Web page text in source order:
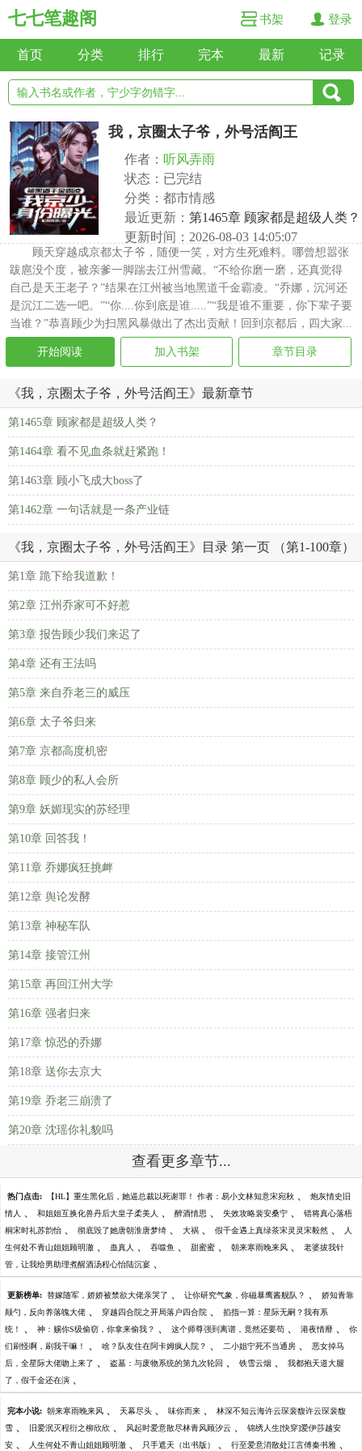
七七笔趣阁 书架 登录
首页 分类 排行 完本 最新 记录
我，京圈太子爷，外号活阎王
作者： 听风弄雨
状态：已完结
分类：都市情感
最近更新： 第1465章 顾家都是超级人类？
更新时间：2026-08-03 14:05:07
顾天穿越成京都太子爷，随便一笑，对方生死难料。哪曾想嚣张
跋扈没个度，被亲爹一脚踹去江州雪藏。“不给你磨一磨，还真觉得
自己是天王老子？”结果在江州被当地黑道千金霸凌。“乔娜，沉河还
是沉江二选一吧。”“你....你到底是谁.....”“我是谁不重要，你下辈子要
当谁？”恭喜顾少为扫黑风暴做出了杰出贡献！回到京都后，四大家...
开始阅读 加入书架 章节目录
《我，京圈太子爷，外号活阎王》最新章节
第1465章 顾家都是超级人类？
第1464章 看不见血条就赶紧跑！
第1463章 顾小飞成大boss了
第1462章 一句话就是一条产业链
《我，京圈太子爷，外号活阎王》目录 第一页 （第1-100章）
第1章 跪下给我道歉！
第2章 江州乔家可不好惹
第3章 报告顾少我们来迟了
第4章 还有王法吗
第5章 来自乔老三的威压
第6章 太子爷归来
第7章 京都高度机密
第8章 顾少的私人会所
第9章 妖媚现实的苏经理
第10章 回答我！
第11章 乔娜疯狂挑衅
第12章 舆论发酵
第13章 神秘车队
第14章 接管江州
第15章 再回江州大学
第16章 强者归来
第17章 惊恐的乔娜
第18章 送你去京大
第19章 乔老三崩溃了
第20章 沈瑶你礼貌吗
查看更多章节...
热门点击: 【HL】重生黑化后，她逼总裁以死谢罪！ 作者：易小文林知意宋宛秋 、 炮灰情史旧
情人 、 和姐姐互换化兽丹后大皇子柔美人 、 醉酒情思 、 失效攻略裴安桑宁 、 错将真心落梧
桐宋时礼苏韵怡 、 彻底毁了她唐朝淮唐梦绮 、 大祸 、 假千金遇上真绿茶宋灵灵宋毅然 、 人
生何处不青山姐姐顾明澈 、 蛊真人 、 吞噬鱼 、 甜蜜蜜 、 朝来寒雨晚来风 、 老婆拔我针
管，让我给男助理煮醒酒汤程心怡陆沉宴 、
更新榜单: 替嫁随军，娇娇被禁欲大佬亲哭了 、 让你研究气象，你磁暴鹰酱舰队？ 、 娇知青靠
颠勺，反向养落魄大佬 、 穿越四合院之开局落户四合院 、 掐指一算：星际无嗣？我有系
统！ 、 神：赐你S级偷窃，你拿来偷我？ 、 这个师尊强到离谱，竟然还要苟 、 港夜情靡 、 你
们刷怪啊，刷我干嘛！ 、 啥？队友住在阿卡姆疯人院？ 、 二小姐宁死不当通房 、 恶女掉马
后，全星际大佬吻上来了 、 盗墓：与废物系统的第九次轮回 、 铁雪云烟 、 我都抱天道大腿
了，假千金还在演 、
完本小说: 朝来寒雨晚来风 、 天幕尽头 、 味你而来 、 林深不知云海许云琛裴馥许云琛裴馥
雪 、 旧爱泯灭程衍之柳欣欣 、 风起时爱意散尽林青风顾汐云 、 锦绣人生[快穿]爱伊莎越安
安 、 人生何处不青山姐姐顾明澈 、 只手遮天（出书版） 、 行至爱意消散处江言傅秦书雅 、